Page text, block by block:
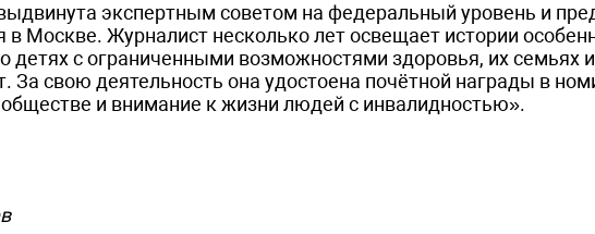
экспертным советом на федеральный уровень и
Москве. Журналист несколько лет освещает истории
детях с ограниченными возможностями здоровья, их семьях и
За свою деятельность она удостоена почётной награды в
и внимание к жизни людей с инвалидностью».